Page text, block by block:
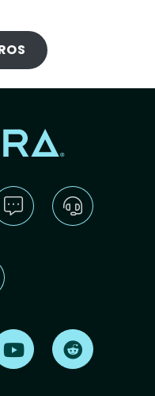
on LinkedInFind us on Youtube